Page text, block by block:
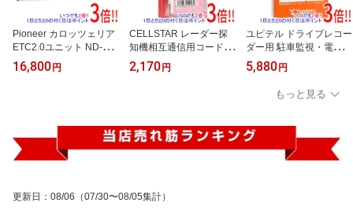
Pioneer カロッツェリア
ETC2.0ユニット ND-ET
CS10
16,800 円
CELLSTAR レーダー探
知機相互通信用コード 1
2V車専用 3.6m GDO-06
2,170 円
ユピテル ドライブレコー
ダー用 駐車監視・電圧監
視機能付電源直結ユニッ
ト OP-VMU01
5,880 円
もっと見る
更新日 ： 08/06 （07/30〜08/05集計）